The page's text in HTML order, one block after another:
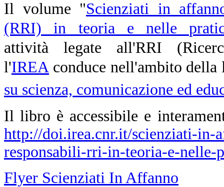
Il volume "Scienziati in
(RRI) in teoria e nelle
attività legate all'RRI
l'IREA conduce nell'ambito
su scienza, comunicazione ed
Il libro è accessibile e
http://doi.irea.cnr.it/scienziati-in-
responsabili-rri-in-teoria-e-nelle-
Flyer Scienziati In Affanno